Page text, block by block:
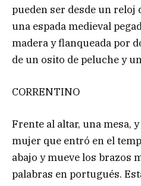
pueden ser desde un reloj
una espada medieval
madera y flanqueada por
de un osito de peluche y
CORRENTINO
Frente al altar, una mesa,
mujer que entró en el
abajo y mueve los brazos
palabras en portugués.